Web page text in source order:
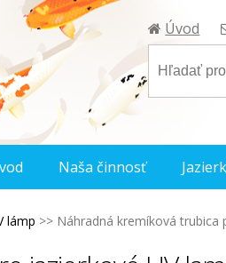
Úvod
lámp >> Náhradná kremíková trubica
Naša činnosť